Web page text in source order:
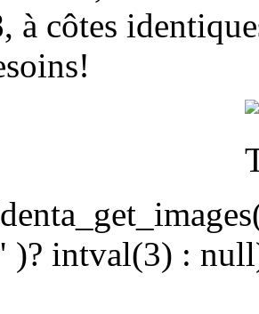
à côtes
)? intval(3) :